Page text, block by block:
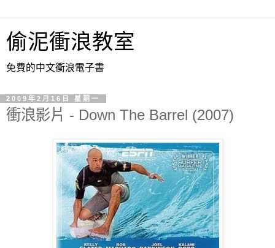
偷泥衝浪教室
免費的中文衝浪電子書
2009年2月16日 星期一
衝浪影片 - Down The Barrel (2007)